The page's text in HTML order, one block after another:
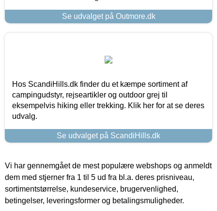
Se udvalget på Outmore.dk
Hos ScandiHills.dk finder du et kæmpe sortiment af
campingudstyr, rejseartikler og outdoor grej til
eksempelvis hiking eller trekking. Klik her for at se deres
udvalg.
Se udvalget på ScandiHills.dk
Vi har gennemgået de mest populære webshops og anmeldt
dem med stjerner fra 1 til 5 ud fra bl.a. deres prisniveau,
sortimentstørrelse, kundeservice, brugervenlighed,
betingelser, leveringsformer og betalingsmuligheder.